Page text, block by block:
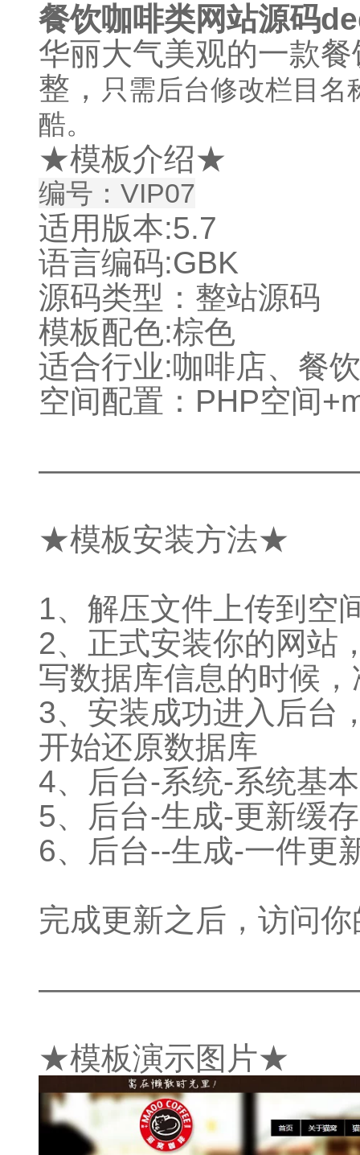
餐饮咖啡类网站源码
华丽大气美观的一款
整， 只需后台修改栏目
酷。
★模板介绍★
编号：VIP07
适用版本:5.7
语言编码:GBK
源码类型：整站源码
模板配色:棕色
适合行业:咖啡店、餐
空间配置：PHP空间
★模板安装方法★
1、解压文件上传到空
2、正式安装你的网站
写数据库信息的时候
3、安装成功进入后台
开始还原数据库
4、后台-系统-系统基
5、后台-生成-更新缓存
6、后台--生成-一件更
完成更新之后，访问
★模板演示图片★